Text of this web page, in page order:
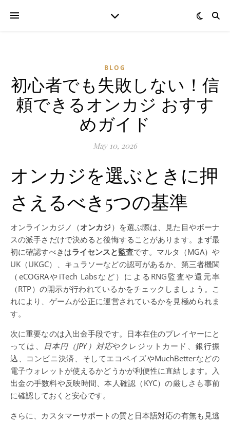
BLOG
初心者でも失敗しない！信
頼できるオンカジ おすす
めガイド
May 10, 2026
オンカジを選ぶときに押
さえるべき5つの基準
オンラインカジノ（オンカジ）を選ぶ際は、見た目やボーナ
スの派手さだけで決めると後悔することがあります。まず最
初に確認すべきはライセンスと監査です。マルタ（MGA）や
UK（UKGC）、キュラソーなどの認可があるか、第三者機関
（eCOGRAやiTech Labsなど）によるRNG監査や還元率
（RTP）の開示が行われているかをチェックしましょう。こ
れにより、ゲームが公正に運営されているかを見極められま
す。
次に重要なのは入出金手段です。日本在住のプレイヤーにと
っては、
日本円（JPY）対応やクレジットカード、銀行振
込、コンビニ決済、そしてエコペイズやMuchBetterなどの
電子ウォレットが使えるかどうかが利便性に直結します。入
出金の手数料や反映時間、本人確認（KYC）の厳しさも事前
に確認しておくと安心です。
さらに、カスタマーサポートの質と日本語対応の有無も見逃